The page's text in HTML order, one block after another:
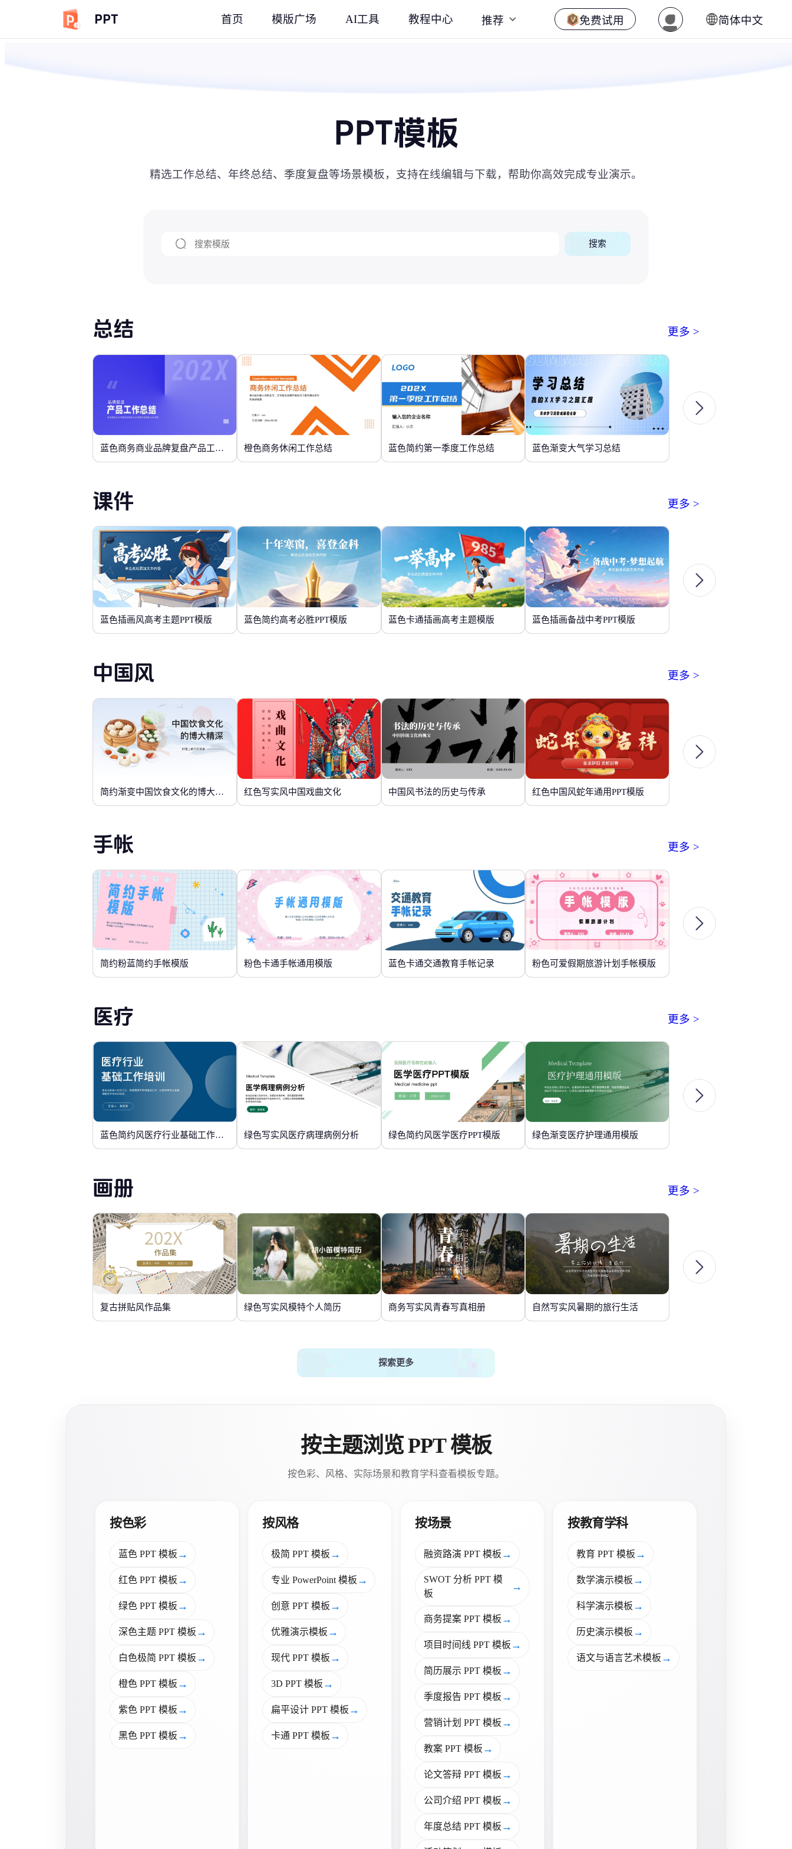
PPT 首页 模版广场 AI工具 教程中心 推荐 免费试用 简体中文
PPT模板
精选工作总结、年终总结、季度复盘等场景模板，支持在线编辑与下载，帮助你高效完成专业演示。
搜索
总结 更多 >
蓝色商务商业品牌复盘产品工作总结 橙色商务休闲工作总结 蓝色简约第一季度工作总结 蓝色渐变大气学习总结
课件 更多 >
蓝色插画风高考主题PPT模版 蓝色简约高考必胜PPT模版 蓝色卡通插画高考主题模版 蓝色插画备战中考PPT模版
中国风 更多 >
简约渐变中国饮食文化的博大精深 红色写实风中国戏曲文化 中国风书法的历史与传承 红色中国风蛇年通用PPT模版
手帐 更多 >
简约粉蓝简约手帐模版 粉色卡通手帐通用模版 蓝色卡通交通教育手帐记录 粉色可爱假期旅游计划手帐模版
医疗 更多 >
蓝色简约风医疗行业基础工作培训 绿色写实风医疗病理病例分析 绿色简约风医学医疗PPT模版 绿色渐变医疗护理通用模版
画册 更多 >
复古拼贴风作品集 绿色写实风模特个人简历 商务写实风青春写真相册 自然写实风暑期的旅行生活
探索更多
按主题浏览 PPT 模板
按色彩、风格、实际场景和教育学科查看模板专题。
按色彩
蓝色 PPT 模板 →
红色 PPT 模板 →
绿色 PPT 模板 →
深色主题 PPT 模板 →
白色极简 PPT 模板 →
橙色 PPT 模板 →
紫色 PPT 模板 →
黑色 PPT 模板 →
按风格
极简 PPT 模板 →
专业 PowerPoint 模板 →
创意 PPT 模板 →
优雅演示模板 →
现代 PPT 模板 →
3D PPT 模板 →
扁平设计 PPT 模板 →
卡通 PPT 模板 →
按场景
融资路演 PPT 模板 →
SWOT 分析 PPT 模
板
→
商务提案 PPT 模板 →
项目时间线 PPT 模板 →
简历展示 PPT 模板 →
季度报告 PPT 模板 →
营销计划 PPT 模板 →
教案 PPT 模板 →
论文答辩 PPT 模板 →
公司介绍 PPT 模板 →
年度总结 PPT 模板 →
按教育学科
教育 PPT 模板 →
数学演示模板 →
科学演示模板 →
历史演示模板 →
语文与语言艺术模板 →